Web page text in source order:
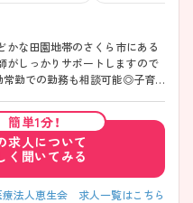
かな田園地帯のさくら市にある
がしっかりサポートしますので
勤での勤務も相談可能◎子育
簡単1分！
求人について
く聞いてみる
療法人恵生会 求人一覧はこちら